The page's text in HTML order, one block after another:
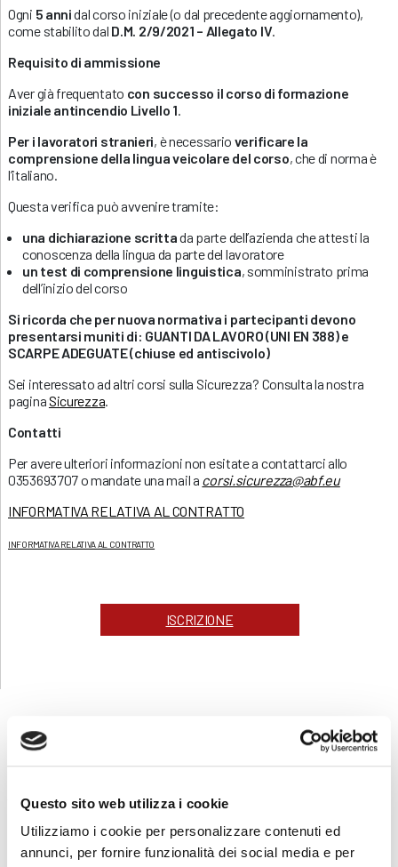
Questo sito web utilizza i cookie
Utilizziamo i cookie per personalizzare contenuti ed
annunci, per fornire funzionalità dei social media e per
Ogni 5 annidal corso iniziale (o dal precedente aggiornamento),
come stabilito dal D.M. 2/9/2021 – Allegato IV.
Requisito di ammissione
Aver già frequentato con successo il corso di formazione
iniziale antincendio Livello 1
Per i lavoratori stranieri, è necessario verificare la
comprensione della lingua veicolare del corso, che di norma è
l’italiano.
Questa verifica può avvenire tramite:
una dichiarazione scrittada parte dell’azienda che attesti la
conoscenza della lingua da parte del lavoratore
un test di comprensione linguistica, somministrato prima
dell’inizio del corso
Si ricorda che per nuova normativa i partecipanti devono
presentarsi muniti di: GUANTI DA LAVORO (UNI EN 388) e
SCARPE ADEGUATE (chiuse ed antiscivolo)
Sei interessato ad altri corsi sulla Sicurezza? Consulta la nostra
paginaSicurezza
Contatti
Per avere ulteriori informazioni non esitate a contattarci allo
0353693707 o mandate una mail a corsi.sicurezza@abf.eu
INFORMATIVA RELATIVA AL CONTRATTO
INFORMATIVA RELATIVA AL CONTRATTO
ISCRIZIONE
CORSISICUREZZA
Corsi online - FAD ASINCRONA